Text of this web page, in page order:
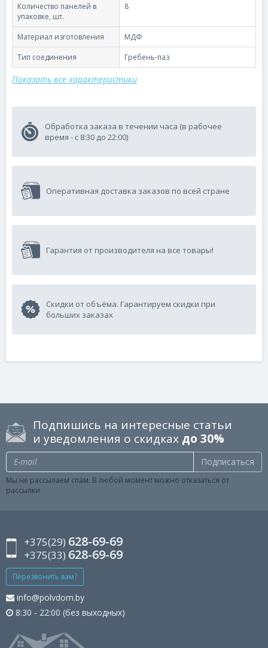
Количество панелей в
упаковке, шт.
8
Материал изготовления
МДФ
Тип соединения
Гребень-паз
Показать все характеристики
Обработка заказа в течении часа (в рабочее
время - с 8:30 до 22:00)
Оперативная доставка заказов по всей стране
Гарантия от производителя на все товары!
Скидки от объёма. Гарантируем скидки при
больших заказах
Подпишись на интересные статьи
и уведомления о скидках до 30%
Подписаться
Мы не рассылаем спам. В любой момент можно отказаться от
рассылки
+375(29) 628-69-69
+375(33) 628-69-69
Перезвонить вам?
info@polvdom.by
8:30 - 22:00 (без выходных)